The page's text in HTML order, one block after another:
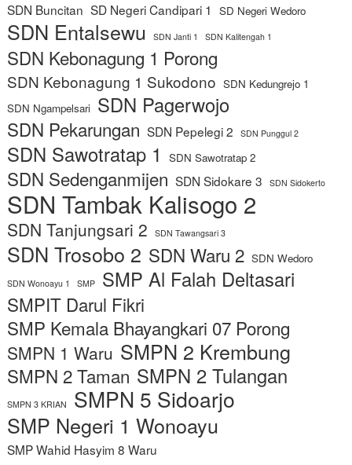
SDN Buncitan SD Negeri Candipari 1 SD Negeri Wedoro
SDN Entalsewu SDN Janti 1 SDN Kalitengah 1
SDN Kebonagung 1 Porong
SDN Kebonagung 1 Sukodono SDN Kedungrejo 1
SDN Ngampelsari SDN Pagerwojo
SDN Pekarungan SDN Pepelegi 2 SDN Punggul 2
SDN Sawotratap 1 SDN Sawotratap 2
SDN Sedenganmijen SDN Sidokare 3 SDN Sidokerto
SDN Tambak Kalisogo 2
SDN Tanjungsari 2 SDN Tawangsari 3
SDN Trosobo 2 SDN Waru 2 SDN Wedoro
SDN Wonoayu 1 SMP SMP Al Falah Deltasari
SMPIT Darul Fikri
SMP Kemala Bhayangkari 07 Porong
SMPN 1 Waru SMPN 2 Krembung
SMPN 2 Taman SMPN 2 Tulangan
SMPN 3 KRIAN SMPN 5 Sidoarjo
SMP Negeri 1 Wonoayu
SMP Wahid Hasyim 8 Waru